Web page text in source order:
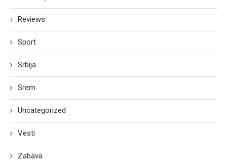
Reviews
Sport
Srbija
Srem
Uncategorized
Vesti
Zabava